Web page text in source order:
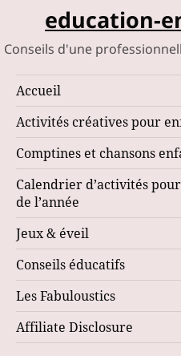
education-
Conseils d'une
Accueil
Activités créatives pour
Comptines et chansons
Calendrier d’activités
de l’année
Jeux & éveil
Conseils éducatifs
Les Fabuloustics
Affiliate Disclosure